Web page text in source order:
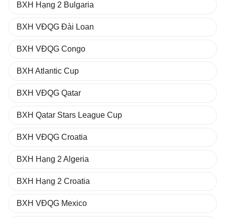
BXH Hạng 2 Bulgaria
BXH VĐQG Đài Loan
BXH VĐQG Congo
BXH Atlantic Cup
BXH VĐQG Qatar
BXH Qatar Stars League Cup
BXH VĐQG Croatia
BXH Hạng 2 Algeria
BXH Hạng 2 Croatia
BXH VĐQG Mexico